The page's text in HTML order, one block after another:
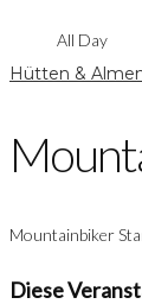
All Day
Hütten &
Mountainbiker
Diese